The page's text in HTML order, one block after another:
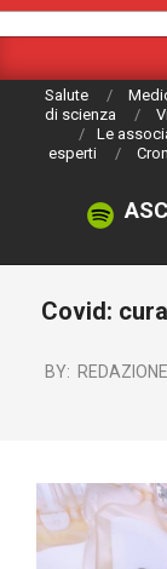
Navigation
Salute
di scienza
Le
esperti
Covid:
BY: REDAZIONE